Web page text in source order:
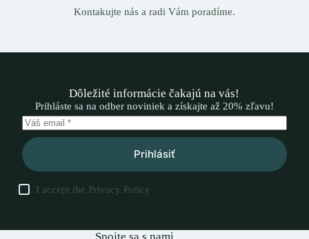
Kontakujte nás a radi Vám poradíme.
Dôležité informácie čakajú na vás!
Prihláste sa na odber noviniek a získajte až 20% zľavu!
Prihlásiť
I accept the Privacy Policy
Spojte sa s nami.